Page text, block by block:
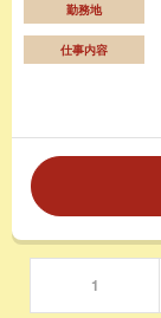
勤務地
仕事内容
1